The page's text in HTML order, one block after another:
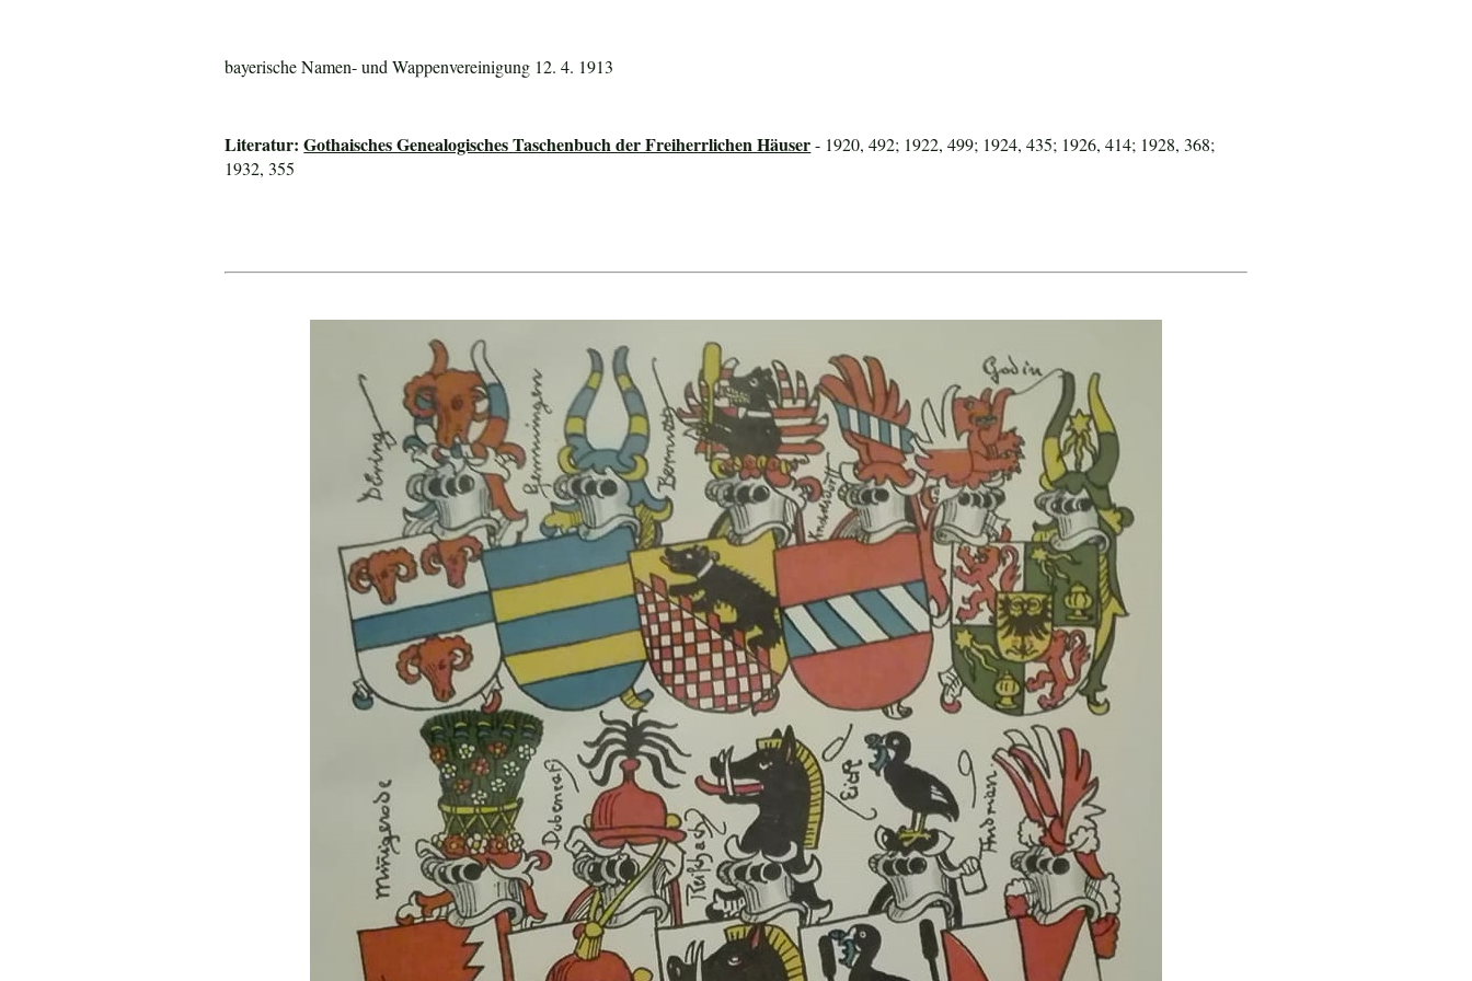
bayerische Namen- und Wappenvereinigung 12. 4. 1913
Literatur:Gothaisches Genealogisches Taschenbuch der Freiherrlichen Häuser- 1920, 492; 1922, 499; 1924, 435; 1926, 414; 1928, 368;
1932, 355